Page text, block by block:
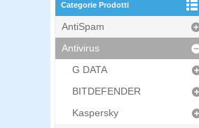
Categorie Prodotti
AntiSpam
Antivirus
G DATA
BITDEFENDER
Kaspersky